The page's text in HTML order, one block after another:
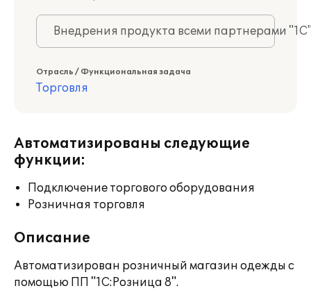
Внедрения продукта всеми партнерами
Отрасль / Функциональная задача
Торговля
Автоматизированы следующие
функции:
Подключение торгового оборудования
Розничная торговля
Описание
Автоматизирован розничный магазин одежды с
помощью ПП "1С:Розница 8".